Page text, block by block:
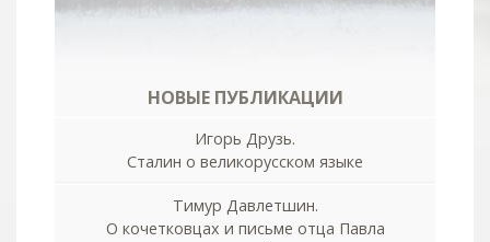
НОВЫЕ ПУБЛИКАЦИИ
Игорь Друзь.
Сталин о великорусском языке
Тимур Давлетшин.
О кочетковцах и письме отца Павла